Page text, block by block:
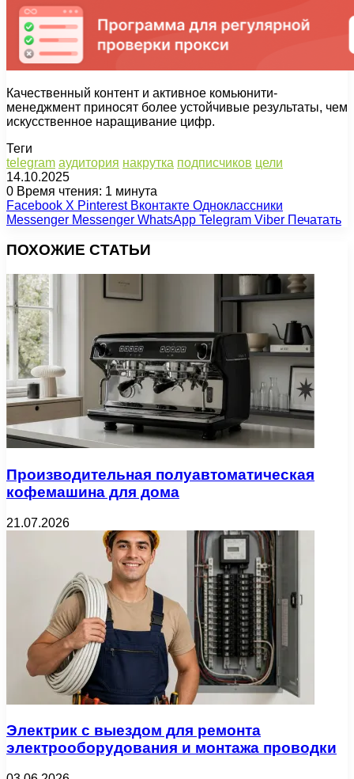
Качественный контент и активное комьюнити-
менеджмент приносят более устойчивые результаты, чем
искусственное наращивание цифр.
Теги
telegram аудитория накрутка подписчиков цели
14.10.2025
0 Время чтения: 1 минута
Facebook X Pinterest Вконтакте Одноклассники
Messenger Messenger WhatsApp Telegram Viber Печатать
ПОХОЖИЕ СТАТЬИ
Производительная полуавтоматическая
кофемашина для дома
21.07.2026
Электрик с выездом для ремонта
электрооборудования и монтажа проводки